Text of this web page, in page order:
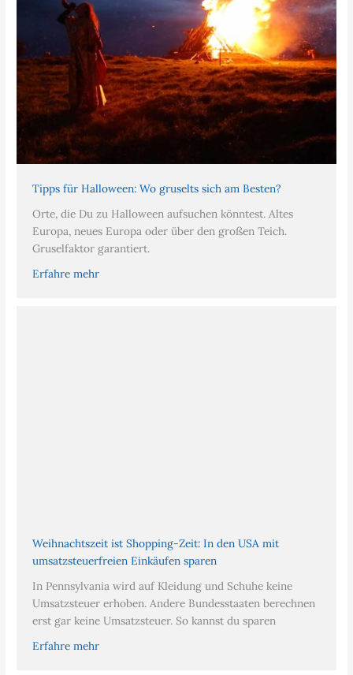
Tipps für Halloween: Wo gruselts sich am Besten?
Orte, die Du zu Halloween aufsuchen könntest. Altes
Europa, neues Europa oder über den großen Teich.
Gruselfaktor garantiert.
Erfahre mehr
Weihnachtszeit ist Shopping-Zeit: In den USA mit
umsatzsteuerfreien Einkäufen sparen
In Pennsylvania wird auf Kleidung und Schuhe keine
Umsatzsteuer erhoben. Andere Bundesstaaten berechnen
erst gar keine Umsatzsteuer. So kannst du sparen
Erfahre mehr